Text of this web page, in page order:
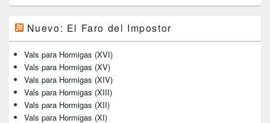
Nuevo: El Faro del Impostor
Vals para Hormigas (XVI)
Vals para Hormigas (XV)
Vals para Hormigas (XIV)
Vals para Hormigas (XIII)
Vals para Hormigas (XII)
Vals para Hormigas (XI)